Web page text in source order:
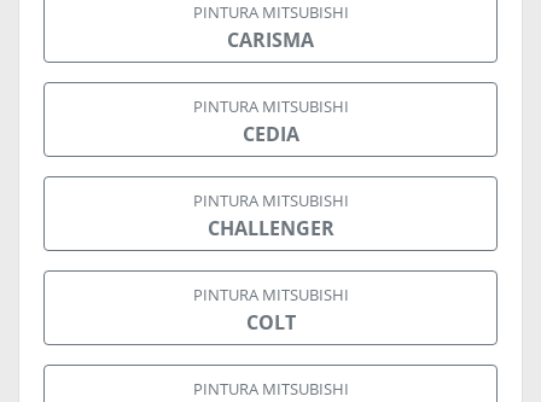
PINTURA MITSUBISHI
CARISMA
PINTURA MITSUBISHI
CEDIA
PINTURA MITSUBISHI
CHALLENGER
PINTURA MITSUBISHI
COLT
PINTURA MITSUBISHI